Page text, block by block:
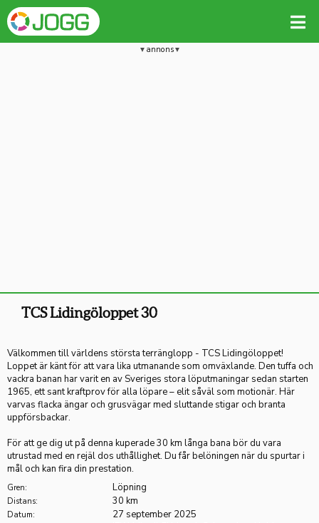
annons
TCS Lidingöloppet 30
Välkommen till världens största terränglopp - TCS Lidingöloppet!
Loppet är känt för att vara lika utmanande som omväxlande. Den tuffa och
vackra banan har varit en av Sveriges stora löputmaningar sedan starten
1965, ett sant kraftprov för alla löpare – elit såväl som motionär. Här
varvas flacka ängar och grusvägar med sluttande stigar och branta
uppförsbackar.
För att ge dig ut på denna kuperade 30 km långa bana bör du vara
utrustad med en rejäl dos uthållighet. Du får belöningen när du spurtar i
mål och kan fira din prestation.
Gren: Löpning
Distans: 30 km
Datum: 27 september 2025